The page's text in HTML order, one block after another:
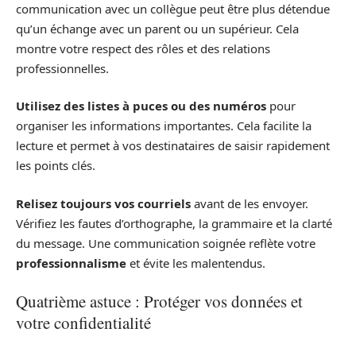
communication avec un collègue peut être plus détendue
qu’un échange avec un parent ou un supérieur. Cela
montre votre respect des rôles et des relations
professionnelles.
Utilisez des listes à puces ou des numéros pour
organiser les informations importantes. Cela facilite la
lecture et permet à vos destinataires de saisir rapidement
les points clés.
Relisez toujours vos courriels avant de les envoyer.
Vérifiez les fautes d’orthographe, la grammaire et la clarté
du message. Une communication soignée reflète votre
professionnalisme et évite les malentendus.
Quatrième astuce : Protéger vos données et
votre confidentialité